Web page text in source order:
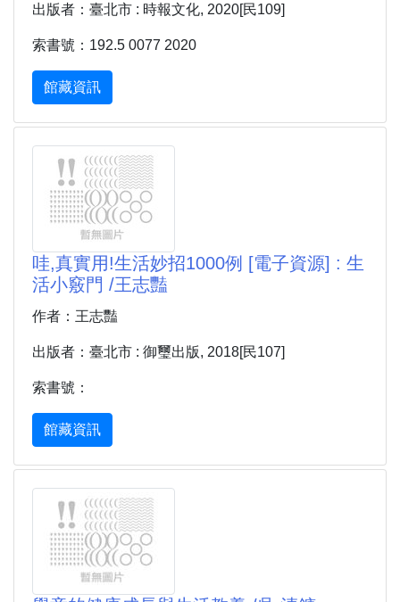
出版者：臺北市 : 時報文化, 2020[民109]
索書號：192.5 0077 2020
館藏資訊
哇,真實用!生活妙招1000例 [電子資源] : 生
活小竅門 /王志豔
作者：王志豔
出版者：臺北市 : 御璽出版, 2018[民107]
索書號：
館藏資訊